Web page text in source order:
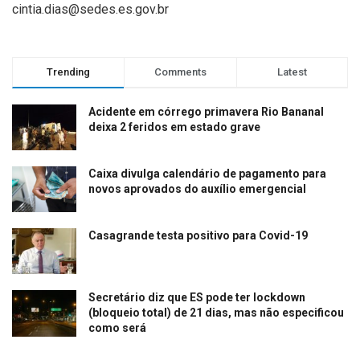
cintia.dias@sedes.es.gov.br
Trending Comments Latest
Acidente em córrego primavera Rio Bananal
deixa 2 feridos em estado grave
Caixa divulga calendário de pagamento para
novos aprovados do auxílio emergencial
Casagrande testa positivo para Covid-19
Secretário diz que ES pode ter lockdown
(bloqueio total) de 21 dias, mas não especificou
como será